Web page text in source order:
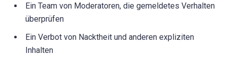
Ein Team von Moderatoren, die gemeldetes Verhalten
überprüfen
Ein Verbot von Nacktheit und anderen expliziten
Inhalten